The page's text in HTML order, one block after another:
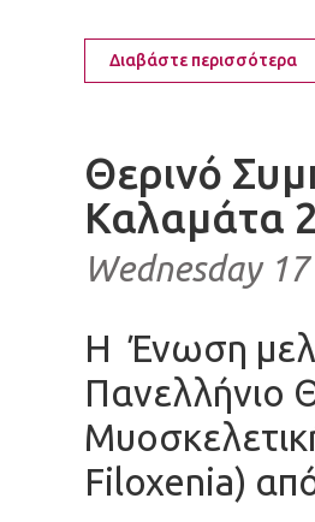
Διαβάστε περισσότερα
Θερινό
Καλαμάτα
Wednesday
Η Ένωση
Πανελλήνιο
Filoxenia)